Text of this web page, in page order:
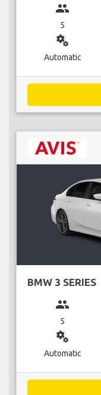
group
5
miscellaneous_services
Automatic
BMW 3 SERIES
group
5
miscellaneous_services
Automatic